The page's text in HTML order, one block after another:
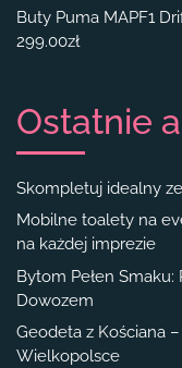
Buty Puma MAPF1
299.00zł
Ostatnie
Skompletuj idealny
Mobilne toalety na
na każdej imprezie
Bytom Pełen Smaku:
Dowozem
Geodeta z Kościana
Wielkopolsce